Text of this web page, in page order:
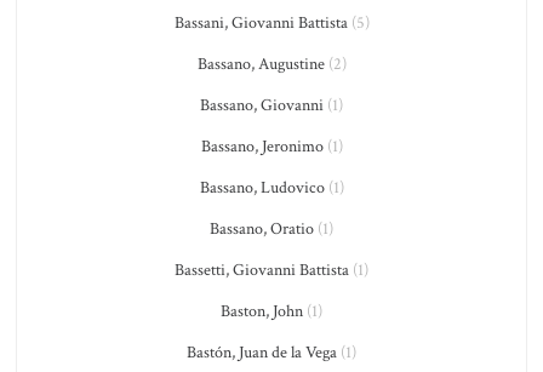
Bassani, Giovanni Battista(5)
Bassano, Augustine(2)
Bassano, Giovanni (1)
Bassano, Jeronimo(1)
Bassano, Ludovico(1)
Bassano, Oratio (1)
Bassetti, Giovanni Battista (1)
Baston, John (1)
Bastón, Juan de la Vega (1)